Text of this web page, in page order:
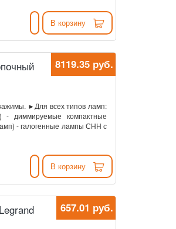
В корзину
8119.35 руб.
►Для всех типов ламп:
диммируемые компактные
- галогенные лампы СНН с
В корзину
657.01 руб.